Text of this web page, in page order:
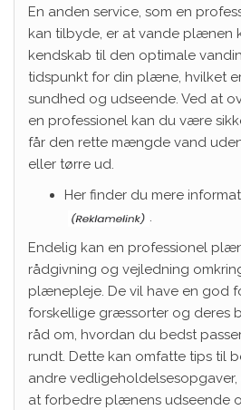
En anden service, som en
kan tilbyde, er at vande plænen
kendskab til den optimale
tidspunkt for din plæne, hvilket
sundhed og udseende. Ved at
en professionel kan du være
får den rette mængde vand
eller tørre ud.
Her finder du mere
.
Endelig kan en professionel
rådgivning og vejledning
plænepleje. De vil have en god
forskellige græssorter og deres
råd om, hvordan du bedst
rundt. Dette kan omfatte tips til
andre
at forbedre plænens udseende